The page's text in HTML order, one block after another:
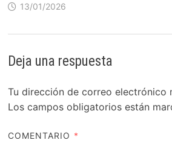
13/01/2026
Deja una respuesta
Tu dirección de correo electrónico
Los campos obligatorios están
COMENTARIO *